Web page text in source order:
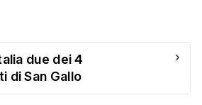
due dei 4
di San Gallo
›